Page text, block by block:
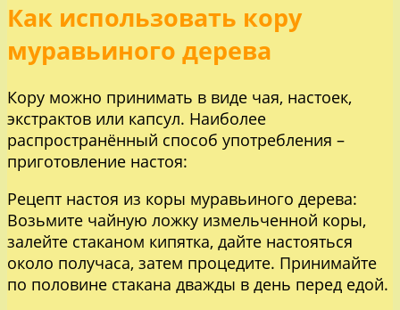
Как использовать кору
муравьиного дерева
Кору можно принимать в виде чая, настоек,
экстрактов или капсул. Наиболее
распространённый способ употребления –
приготовление настоя:
Рецепт настоя из коры муравьиного дерева:
Возьмите чайную ложку измельченной коры,
залейте стаканом кипятка, дайте настояться
около получаса, затем процедите. Принимайте
по половине стакана дважды в день перед едой.